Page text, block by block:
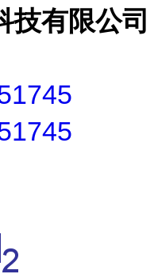
技有限公司